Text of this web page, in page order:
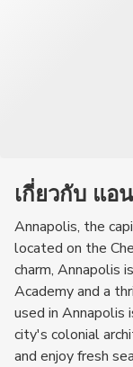
เกี่ยวกับ แอ
Annapolis, the
located on the
charm, Annapolis
Academy and a
used in Annapolis
city's colonial
and enjoy fresh